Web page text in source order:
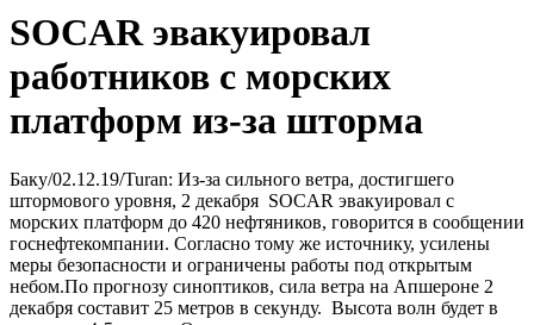
SOCAR эвакуировал
работников с морских
платформ из-за шторма
Баку/02.12.19/Turan: Из-за сильного ветра, достигшего
штормового уровня, 2 декабря SOCAR эвакуировал с
морских платформ до 420 нефтяников, говорится в сообщении
госнефтекомпании. Согласно тому же источнику, усилены
меры безопасности и ограничены работы под открытым
небом.По прогнозу синоптиков, сила ветра на Апшероне 2
декабря составит 25 метров в секунду. Высота волн будет в